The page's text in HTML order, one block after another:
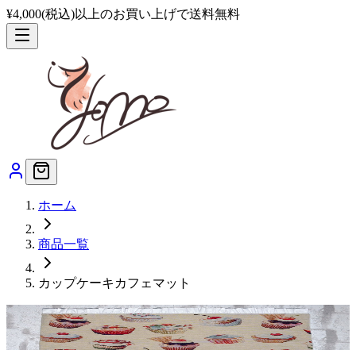
¥4,000(税込)以上のお買い上げで送料無料
ホーム
商品一覧
カップケーキカフェマット